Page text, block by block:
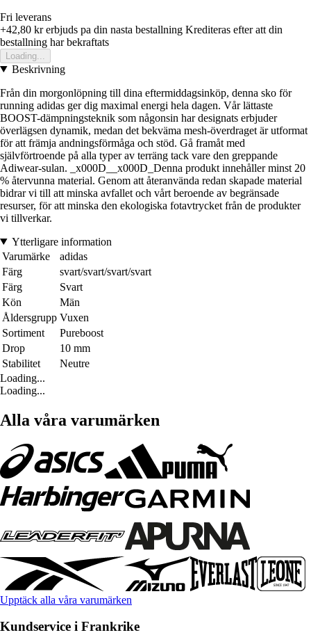
Fri leverans
+42,80 krerbjuds pa din nasta bestallning Krediteras efter att din
bestallning har bekraftats
Loading...
Beskrivning
Från din morgonlöpning till dina eftermiddagsinköp, denna sko för
running adidas ger dig maximal energi hela dagen. Vår lättaste
BOOST-dämpningsteknik som någonsin har designats erbjuder
överlägsen dynamik, medan det bekväma mesh-överdraget är utformat
för att främja andningsförmåga och stöd. Gå framåt med
självförtroende på alla typer av terräng tack vare den greppande
Adiwear-sulan. _x000D__x000D_Denna produkt innehåller minst 20
% återvunna material. Genom att återanvända redan skapade material
bidrar vi till att minska avfallet och vårt beroende av begränsade
resurser, för att minska den ekologiska fotavtrycket från de produkter
vi tillverkar.
Ytterligare information
Varumärke
adidas
Färg
svart/svart/svart/svart
Färg
Svart
Kön
Män
Åldersgrupp Vuxen
Sortiment
Pureboost
Drop
10 mm
Stabilitet
Neutre
Loading...
Loading...
Alla våra varumärken
Upptäck alla våra varumärken
Kundservice i Frankrike